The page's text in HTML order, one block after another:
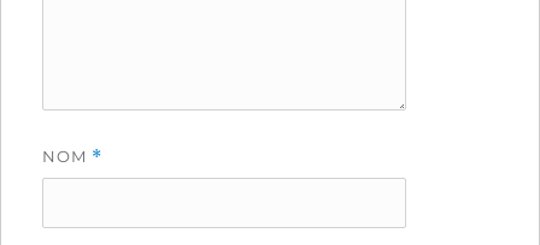
NOM *